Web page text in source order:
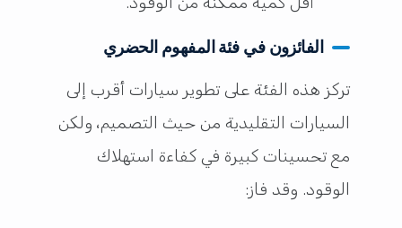
الفائزون في فئة المفهوم الحضري
تركز هذه الفئة على تطوير سيارات أقرب إلى
السيارات التقليدية من حيث التصميم، ولكن
مع تحسينات كبيرة في كفاءة استهلاك
الوقود. وقد فاز: